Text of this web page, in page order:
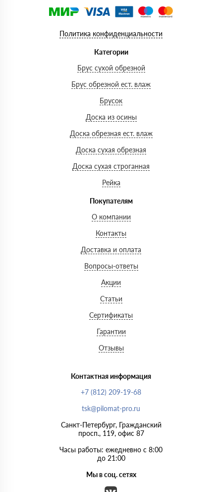
Политика конфиденциальности
Категории
Брус сухой обрезной
Брус обрезной ест. влаж
Брусок
Доска из осины
Доска обрезная ест. влаж
Доска сухая обрезная
Доска сухая строганная
Рейка
Покупателям
О компании
Контакты
Доставка и оплата
Вопросы-ответы
Акции
Статьи
Сертификаты
Гарантии
Отзывы
Контактная информация
+7 (812) 209-19-68
tsk@pilomat-pro.ru
Санкт-Петербург, Гражданский
просп., 119, офис 87
Часы работы: ежедневно с 8:00
до 21:00
Мы в соц. сетях